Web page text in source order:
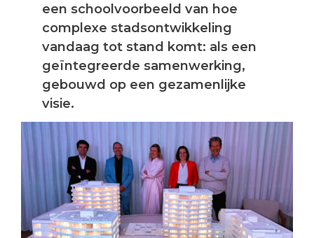
een schoolvoorbeeld van hoe
complexe stadsontwikkeling
vandaag tot stand komt: als een
geïntegreerde samenwerking,
gebouwd op een gezamenlijke
visie.